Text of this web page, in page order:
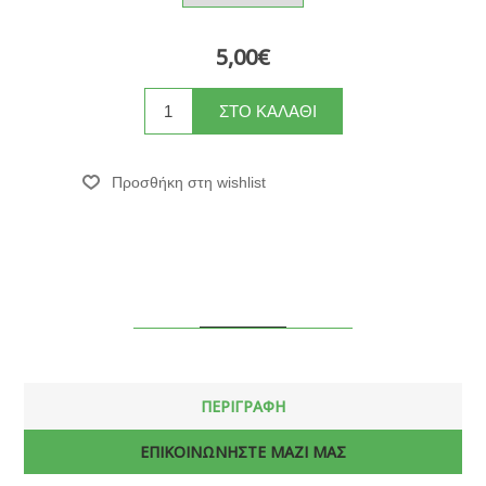
5,00€
ΠΕΡΙΓΡΑΦΗ
ΕΠΙΚΟΙΝΩΝΗΣΤΕ ΜΑΖΙ ΜΑΣ